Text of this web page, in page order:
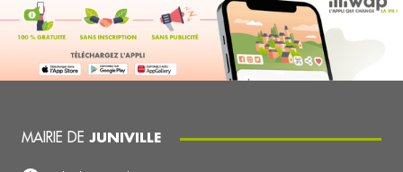
MAIRIE DE JUNIVILLE